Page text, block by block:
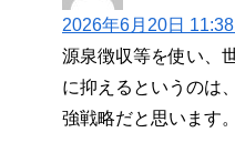
2026年6月20日
源泉徴収等を使い、
に抑えるというのは
強戦略だと思います。